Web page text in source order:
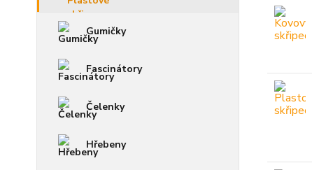
Gumičky
Fascinátory
Čelenky
Hřebeny